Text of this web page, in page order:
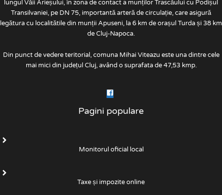
lungul Văii Arieșului, în zona de contact a munților Trascăului cu Podișul
Transilvaniei, pe DN 75, importantă arteră de circulație, care asigură
legătura cu localitătile din munții Apuseni, la 6 km de orașul Turda și 38 km
de Cluj-Napoca.
Din punct de vedere teritorial, comuna Mihai Viteazu este una dintre cele
mai mici din județul Cluj, având o suprafata de 47,53 kmp.
Pagini populare
Monitorul oficial local
Taxe și impozite online